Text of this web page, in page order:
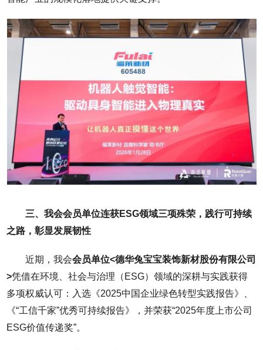
三、我会会员单位连获ESG领域三项殊荣，践行可持续
之路，彰显发展韧性
近期，我会会员单位<德华兔宝宝装饰新材股份有限公司
>凭借在环境、社会与治理（ESG）领域的深耕与实践获得
多项权威认可：入选《2025中国企业绿色转型实践报告》、
《“工信千家”优秀可持续报告》，并荣获“2025年度上市公司
ESG价值传递奖”。